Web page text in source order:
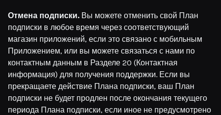
Отмена подписки. Вы можете отменить свой План
подписки в любое время через соответствующий
магазин приложений, если это связано с мобильным
Приложением, или вы можете связаться с нами по
контактным данным в Разделе 20 (Контактная
информация) для получения поддержки. Если вы
прекращаете действие Плана подписки, ваш План
подписки не будет продлен после окончания текущего
периода Плана подписки, если иное не предусмотрено